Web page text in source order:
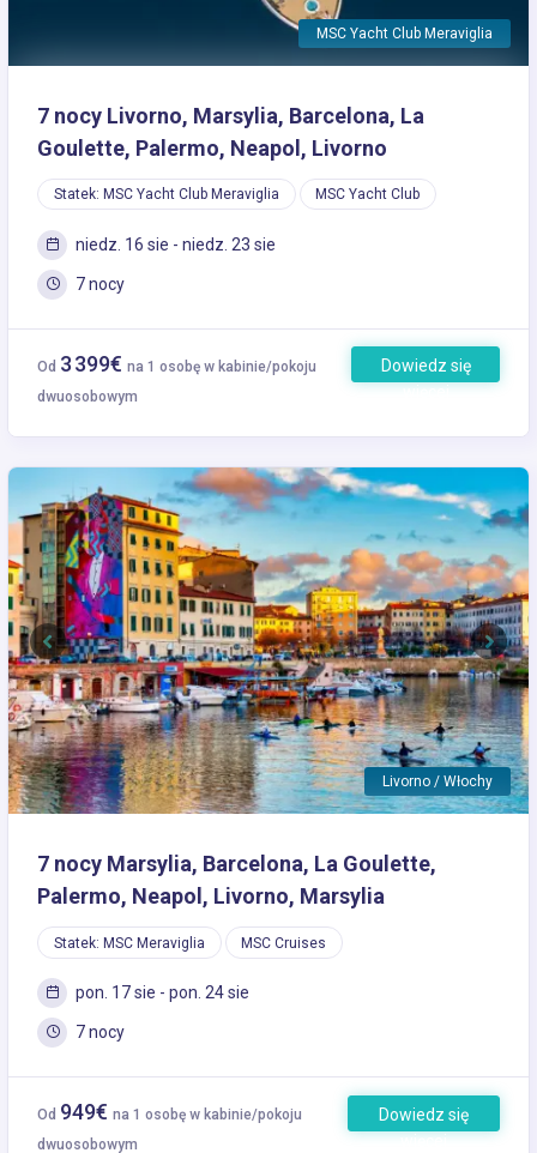
MSC Yacht Club Meraviglia
7 nocy Livorno, Marsylia, Barcelona, La
Goulette, Palermo, Neapol, Livorno
Statek: MSC Yacht Club Meraviglia MSC Yacht Club
niedz. 16 sie - niedz. 23 sie
7 nocy
Od 3 399€ na 1 osobę w kabinie/pokoju
dwuosobowym
Dowiedz się
więcej
Livorno / Włochy
Previous Next
7 nocy Marsylia, Barcelona, La Goulette,
Palermo, Neapol, Livorno, Marsylia
Statek: MSC Meraviglia MSC Cruises
pon. 17 sie - pon. 24 sie
7 nocy
Od 949€ na 1 osobę w kabinie/pokoju
dwuosobowym
Dowiedz się
więcej